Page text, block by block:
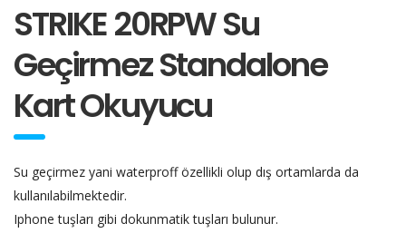
STRIKE 20RPW Su
Geçirmez Standalone
Kart Okuyucu
Su geçirmez yani waterproff özellikli olup dış ortamlarda da
kullanılabilmektedir.
Iphone tuşları gibi dokunmatik tuşları bulunur.